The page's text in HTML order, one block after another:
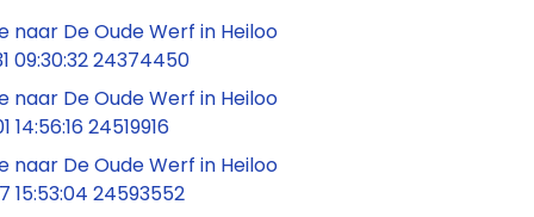
naar De Oude Werf in Heiloo
09:30:32 24374450
naar De Oude Werf in Heiloo
24519916
naar De Oude Werf in Heiloo
15:53:04 24593552